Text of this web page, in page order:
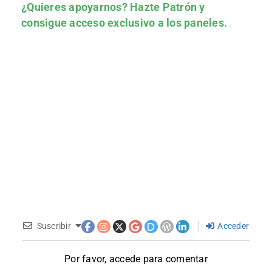
¿Quieres apoyarnos? Hazte Patróny
consigue acceso exclusivo a los paneles.
Suscribir Acceder
Por favor, accede para comentar